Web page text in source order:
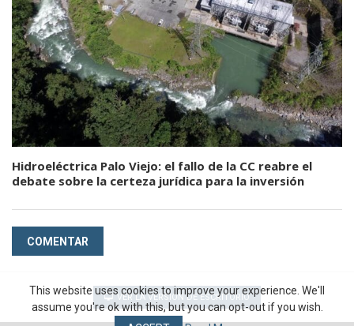
Hidroeléctrica Palo Viejo: el fallo de la CC reabre el
debate sobre la certeza jurídica para la inversión
COMENTAR
VER LA VERSIÓN DE ESCRITORIO
This website uses cookies to improve your experience. We'll
assume you're ok with this, but you can opt-out if you wish.